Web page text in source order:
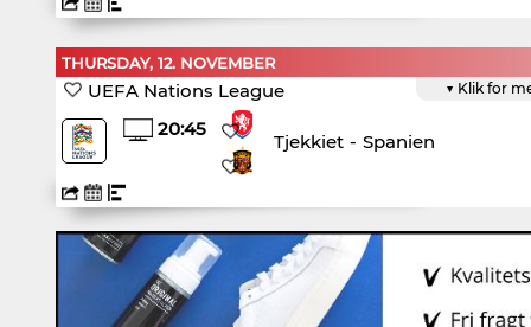
THURSDAY, 12. NOVEMBER
▼ Klik for
UEFA Nations League
20:45
Tjekkiet - Spanien